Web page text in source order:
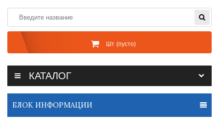
Шт (пусто)
КАТАЛОГ
БЛОК ИНФОРМАЦИИ